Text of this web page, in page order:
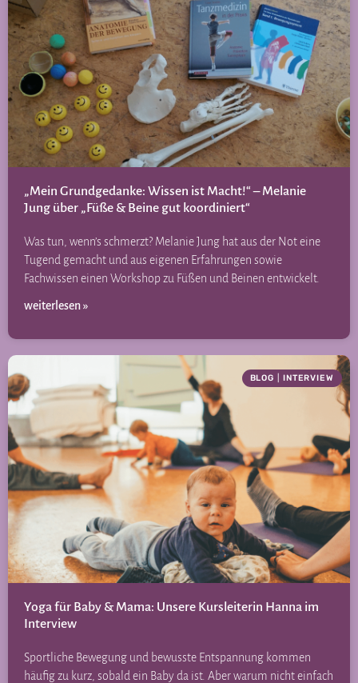
„Mein Grundgedanke: Wissen ist Macht!“ – Melanie
Jung über „Füße & Beine gut koordiniert“
Was tun, wenn’s schmerzt? Melanie Jung hat aus der Not eine
Tugend gemacht und aus eigenen Erfahrungen sowie
Fachwissen einen Workshop zu Füßen und Beinen entwickelt.
weiterlesen »
BLOG INTERVIEW
Yoga für Baby & Mama: Unsere Kursleiterin Hanna im
Interview
Sportliche Bewegung und bewusste Entspannung kommen
häufig zu kurz, sobald ein Baby da ist. Aber warum nicht einfach